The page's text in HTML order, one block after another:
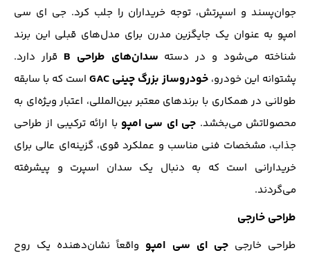
جوان‌پسند و اسپرتش، توجه خریداران را جلب کرد. جی ای سی
امپو به عنوان یک جایگزین مدرن برای مدل‌های قبلی این برند
شناخته می‌شود و در دسته سدان‌های طراحی B
قرار دارد.
پشتوانه این خودرو، خودروساز بزرگ چینی GAC
است که با سابقه
طولانی در همکاری با برندهای معتبر بین‌المللی، اعتبار ویژه‌ای به
محصولاتش می‌بخشد. جی ای سی امپو با ارائه ترکیبی از طراحی
جذاب، مشخصات فنی مناسب و عملکرد قوی، گزینه‌ای عالی برای
خریدارانی است که به دنبال یک سدان اسپرت و پیشرفته
می‌گردند.
طراحی خارجی
طراحی خارجیجی ای سی امپو واقعاً نشان‌دهنده یک روح